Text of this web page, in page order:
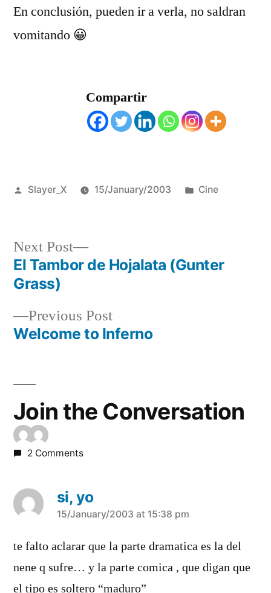
En conclusión, pueden ir a verla, no saldran
vomitando 😀
Compartir
Posted
Slayer_X 15/January/2003
Posted
Cine
Post
navigation
Previous PostPrevious
post:
Welcome to Inferno
Next Post
Next
post:
El Tambor de Hojalata (Gunter
Grass)
Join the Conversation
2 Comments
si, yo
says:
15/January/2003 at 15:38 pm
te falto aclarar que la parte dramatica es la del
nene q sufre… y la parte comica , que digan que
el tipo es soltero “maduro”